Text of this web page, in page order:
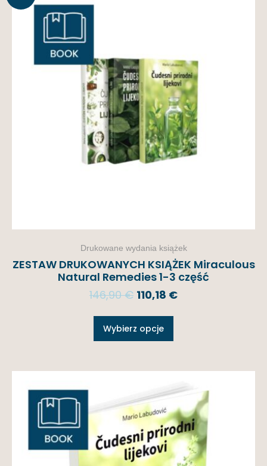
Drukowane wydania książek
ZESTAW DRUKOWANYCH KSIĄŻEK Miraculous
Natural Remedies 1-3 część
146,90€ 110,18 €
Wybierz opcje